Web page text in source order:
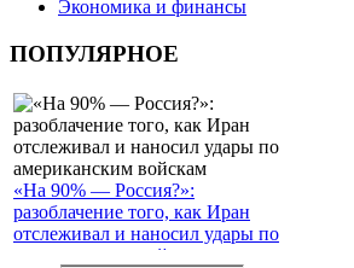
Экономика и финансы
ПОПУЛЯРНОЕ
«На 90% — Россия?»:
разоблачение того, как Иран
отслеживал и наносил удары по
американским войскам